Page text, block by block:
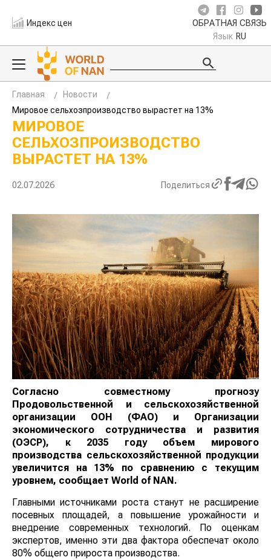
Индекс цен ОБРАТНАЯ СВЯЗЬ
Язык RU
Главная
Новости
Мировое сельхозпроизводство вырастет на 13%
МИРОВОЕ
СЕЛЬХОЗПРОИЗВОДСТВО
ВЫРАСТЕТ НА 13%
02.07.2026 Поделиться
Согласно совместному прогнозу
Продовольственной и сельскохозяйственной
организации ООН (ФАО) и Организации
экономического сотрудничества и развития
(ОЭСР), к 2035 году объем мирового
производства сельскохозяйственной продукции
увеличится на 13% по сравнению с текущим
уровнем, сообщает World of NAN.
Главными источниками роста станут не расширение
посевных площадей, а повышение урожайности и
внедрение современных технологий. По оценкам
экспертов, именно эти два фактора обеспечат около
80% общего прироста производства.